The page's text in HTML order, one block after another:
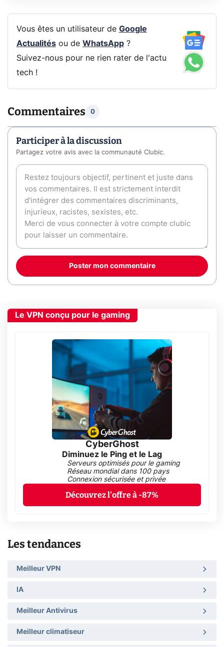
Vous êtes un utilisateur de Google
Actualitésou de WhatsApp?
Suivez-nous pour ne rien rater de l'actu
tech !
Commentaires 0
Participer à la discussion
Partagez votre avis avec la communauté Clubic.
Poster mon commentaire
Le VPN conçu pour le gaming
CyberGhost
Diminuez le Ping et le Lag
Serveurs optimisés pour le gaming
Réseau mondial dans 100 pays
Connexion sécurisée et privée
Découvrez l'offre à -87%
Les tendances
Meilleur VPN
IA
Meilleur Antivirus
Meilleur climatiseur